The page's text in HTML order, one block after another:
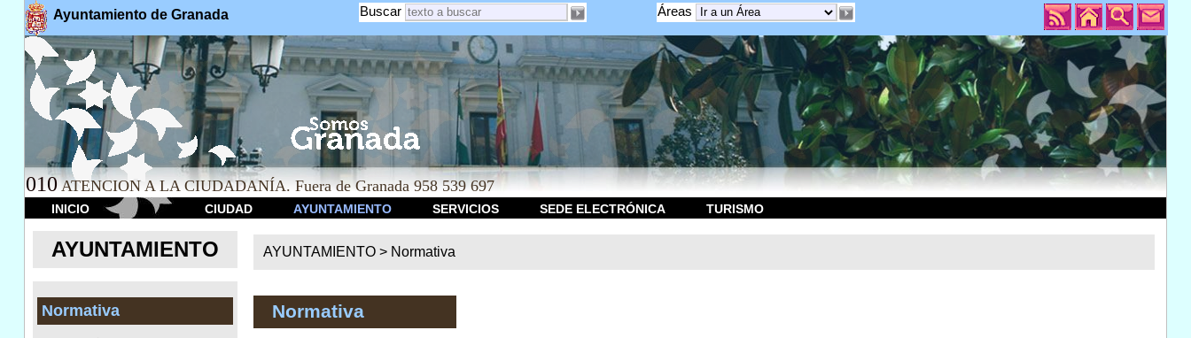
Ayuntamiento de Granada Áreas
Buscar
010 ATENCION A LA CIUDADANÍA. Fuera de Granada 958 539 697
INICIO CIUDAD AYUNTAMIENTO SERVICIOS SEDE ELECTRÓNICA TURISMO
AYUNTAMIENTO
Normativa
AYUNTAMIENTO > Normativa
Normativa